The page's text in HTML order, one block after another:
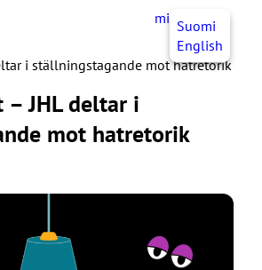
mittJHL SV
Suomi
English
i ställningstagande mot hatretorik
JHL deltar i
mot hatretorik